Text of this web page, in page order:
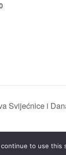
Svijećnice i
to use this